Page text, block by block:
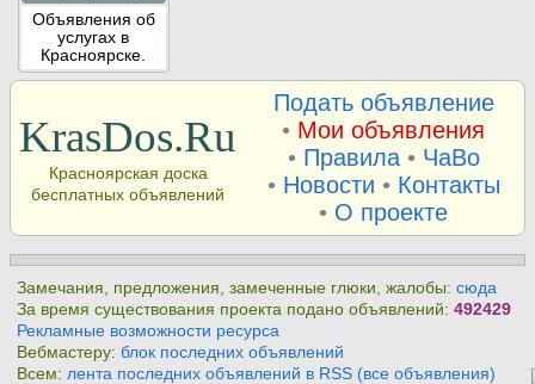
Объявления об
услугах в
Красноярске.
KrasDos.Ru
Красноярская доска
бесплатных объявлений
Подать объявление
• Мои объявления
• Правила• ЧаВо
• Новости • Контакты
• О проекте
Замечания, предложения, замеченные глюки, жалобы:сюда
За время существования проекта подано объявлений:492429
Рекламные возможности ресурса
Вебмастеру:блок последних объявлений
Всем: лента последних объявлений в RSS (все объявления)